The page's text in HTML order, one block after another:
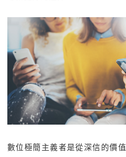
數位極簡主義者是從深信的價